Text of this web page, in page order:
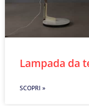
Lampada da
SCOPRI »